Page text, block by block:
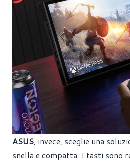
ASUS, invece, sceglie una
snella e compatta. I tasti sono